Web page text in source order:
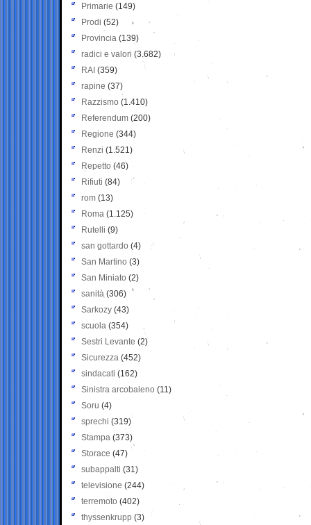
Primarie (149)
Prodi (52)
Provincia (139)
radici e valori (3.682)
RAI (359)
rapine (37)
Razzismo (1.410)
Referendum (200)
Regione (344)
Renzi (1.521)
Repetto (46)
Rifiuti (84)
rom (13)
Roma (1.125)
Rutelli (9)
san gottardo (4)
San Martino (3)
San Miniato (2)
sanità (306)
Sarkozy (43)
scuola (354)
Sestri Levante (2)
Sicurezza (452)
sindacati (162)
Sinistra arcobaleno (11)
Soru (4)
sprechi (319)
Stampa (373)
Storace (47)
subappalti (31)
televisione(244)
terremoto (402)
thyssenkrupp (3)